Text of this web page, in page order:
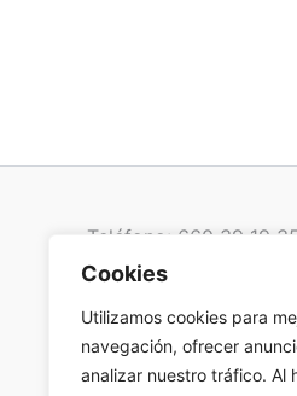
Cookies
Utilizamos cookies para
navegación, ofrecer
analizar nuestro tráfico. Al
Teléfono: 660 39 19